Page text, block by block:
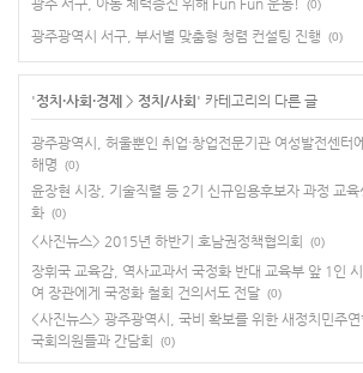
(0)
광주광역시 서구, 부서별 맞춤형 청렴 컨설팅 진행 (0)
'정치·사회·경제 > 정치/사회' 카테고리의 다른 글
광주광역시, 허울뿐인 취업·창업전문기관 여성발전센터
해명
(0)
윤장현 시장, 기술직렬 등 2기 신규임용후보자 과정 교육
화 (0)
<사진뉴스> 2015년 하반기 호남권정책협의회 (0)
장휘국 교육감, 역사교과서 국정화 반대 교육부 앞 1인
여 장관에게 국정화 철회 건의서도 전달 (0)
<사진뉴스> 광주광역시, 국비 확보를 위한 새정치민주
국회의원들과 간담회
(0)